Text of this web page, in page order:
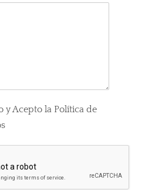
y Acepto la Política de